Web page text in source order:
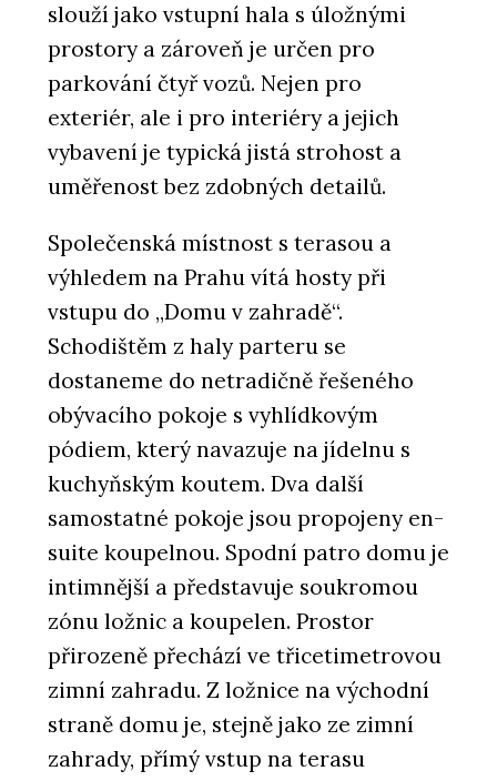
slouží jako vstupní hala s úložnými
prostory a zároveň je určen pro
parkování čtyř vozů. Nejen pro
exteriér, ale i pro interiéry a jejich
vybavení je typická jistá strohost a
uměřenost bez zdobných detailů.
Společenská místnost s terasou a
výhledem na Prahu vítá hosty při
vstupu do „Domu v zahradě“.
Schodištěm z haly parteru se
dostaneme do netradičně řešeného
obývacího pokoje s vyhlídkovým
pódiem, který navazuje na jídelnu s
kuchyňským koutem. Dva další
samostatné pokoje jsou propojeny en-
suite koupelnou. Spodní patro domu je
intimnější a představuje soukromou
zónu ložnic a koupelen. Prostor
přirozeně přechází ve třicetimetrovou
zimní zahradu. Z ložnice na východní
straně domu je, stejně jako ze zimní
zahrady, přímý vstup na terasu